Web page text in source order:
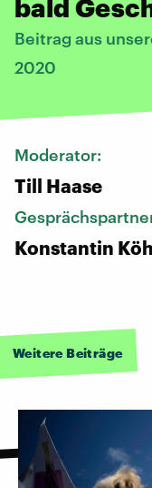
bald
Beitrag aus
2020
Moderator:
Till Haase
Konstantin
Weitere Beiträge